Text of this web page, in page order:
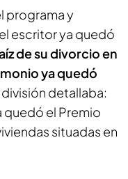
programa y
escritor ya quedó
de su divorcio en
ya quedó
detallaba:
quedó el Premio
situadas en